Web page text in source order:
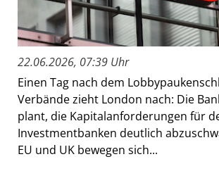
22.06.2026, 07:39 Uhr
Einen Tag nach dem
Verbände zieht London nach: Die
plant, die Kapitalanforderungen für
Investmentbanken deutlich
EU und UK bewegen sich...